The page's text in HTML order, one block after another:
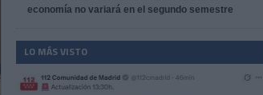
economía no variará en el segundo semestre
LO MÁS VISTO